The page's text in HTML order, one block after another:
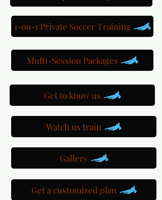
1-on-1 Private Soccer Training
Multi-Session Packages
Get to know us
Watch us train
Gallery
Get a customized plan